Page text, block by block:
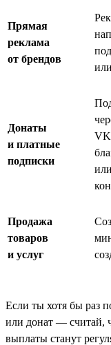
Прямая
реклама
от брендов
Донаты
и платные
подписки
VK
Продажа
товаров
и услуг
Если ты хотя бы раз
или донат — считай,
выплаты станут